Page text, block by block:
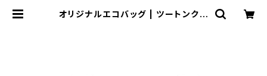
オリジナルエコバッグ | ツートンクラ